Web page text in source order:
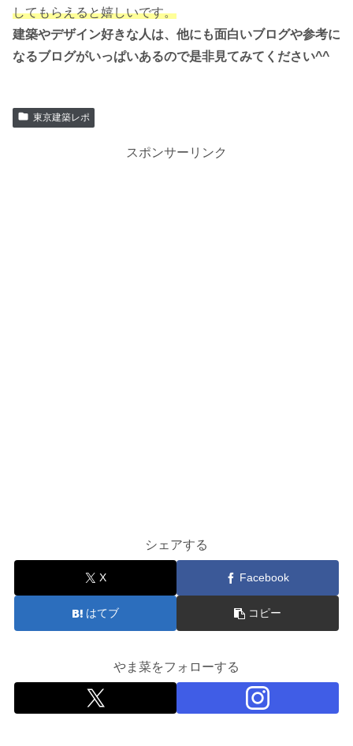
してもらえると嬉しいです。
建築やデザイン好きな人は、他にも面白いブログや参考に
なるブログがいっぱいあるので是非見てみてください^^
東京建築レポ
スポンサーリンク
シェアする
X Facebook
はてブ コピー
やま菜をフォローする